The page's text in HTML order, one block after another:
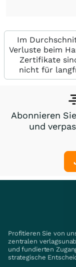
Im
Verluste beim
Zertifikate
nicht für
Abonnieren
und
Profitieren Sie von
zentralen
und fundierten
strategische